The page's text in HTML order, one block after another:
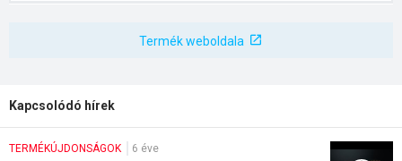
Termék weboldala
Kapcsolódó hírek
TERMÉKÚJDONSÁGOK 6 éve